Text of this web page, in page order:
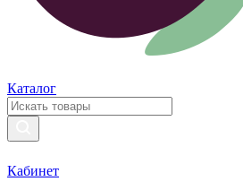
Каталог
Кабинет